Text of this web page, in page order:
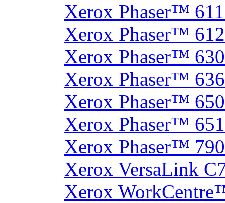
Xerox Phaser™
Xerox Phaser™
Xerox Phaser™
Xerox Phaser™
Xerox Phaser™
Xerox Phaser™
Xerox Phaser™ 790
Xerox VersaLink
Xerox